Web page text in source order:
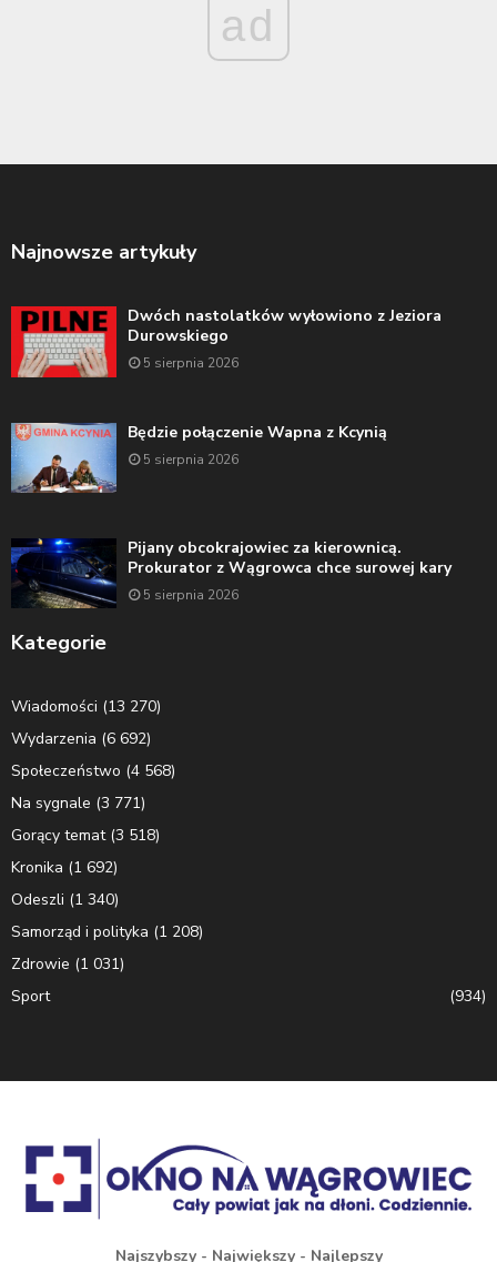
ad
Najnowsze artykuły
Dwóch nastolatków wyłowiono z Jeziora
Durowskiego
5 sierpnia 2026
Będzie połączenie Wapna z Kcynią
5 sierpnia 2026
Pijany obcokrajowiec za kierownicą.
Prokurator z Wągrowca chce surowej kary
5 sierpnia 2026
Kategorie
Wiadomości (13 270)
Wydarzenia (6 692)
Społeczeństwo (4 568)
Na sygnale (3 771)
Gorący temat(3 518)
Kronika (1 692)
Odeszli (1 340)
Samorząd i polityka (1 208)
Zdrowie (1 031)
Sport
(934)
Najszybszy - Największy - Najlepszy